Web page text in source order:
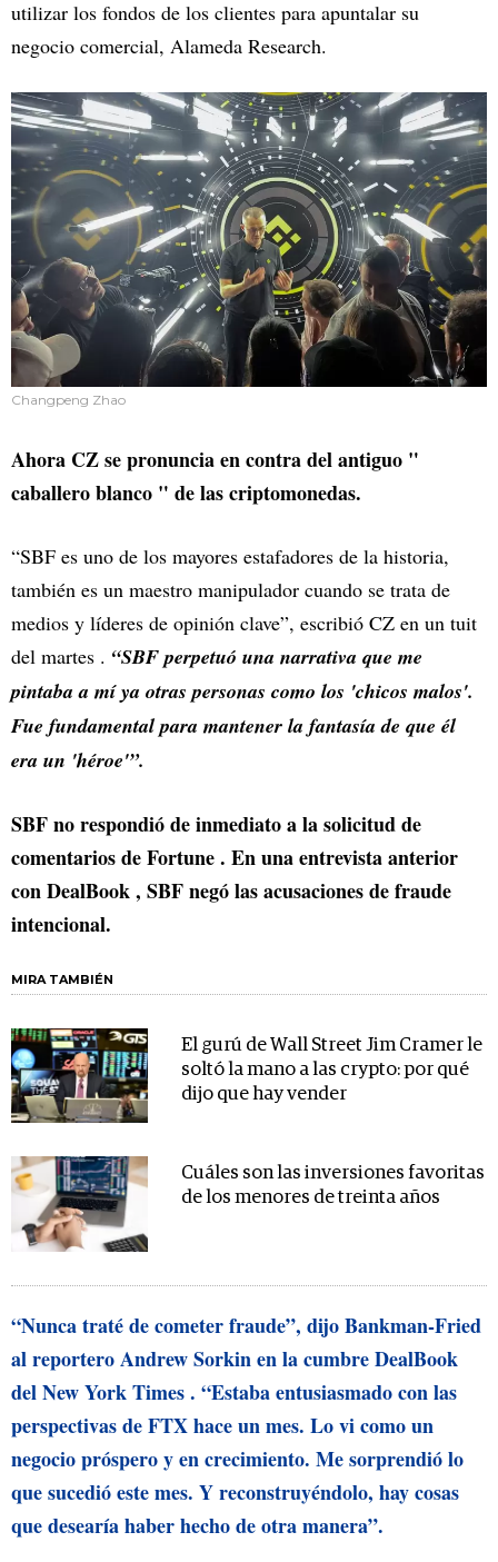
utilizar los fondos de los clientes para apuntalar su
negocio comercial, Alameda Research.
Changpeng Zhao
Ahora CZ se pronuncia en contra del antiguo "
caballero blanco " de las criptomonedas.
“SBF es uno de los mayores estafadores de la historia,
también es un maestro manipulador cuando se trata de
medios y líderes de opinión clave”, escribió CZ en un tuit
del martes . “SBF perpetuó una narrativa que me
pintaba a mí ya otras personas como los 'chicos malos'.
Fue fundamental para mantener la fantasía de que él
era un 'héroe'”.
SBF no respondió de inmediato a la solicitud de
comentarios de Fortune . En una entrevista anterior
con DealBook , SBF negó las acusaciones de fraude
intencional.
MIRA TAMBIÉN
El gurú de Wall Street Jim Cramer le
soltó la mano a las crypto: por qué
dijo que hay vender
Cuáles son las inversiones favoritas
de los menores de treinta años
“Nunca traté de cometer fraude”, dijo Bankman-Fried
al reportero Andrew Sorkin en la cumbre DealBook
del New York Times . “Estaba entusiasmado con las
perspectivas de FTX hace un mes. Lo vi como un
negocio próspero y en crecimiento. Me sorprendió lo
que sucedió este mes. Y reconstruyéndolo, hay cosas
que desearía haber hecho de otra manera”.